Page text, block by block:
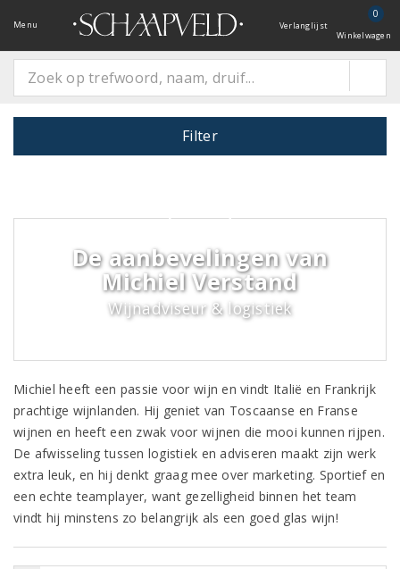
Menu Verlanglijst
0
Winkelwagen
Filter
De aanbevelingen van
Michiel Verstand
Wijnadviseur & logistiek
Michiel heeft een passie voor wijn en vindt Italië en Frankrijk
prachtige wijnlanden. Hij geniet van Toscaanse en Franse
wijnen en heeft een zwak voor wijnen die mooi kunnen rijpen.
De afwisseling tussen logistiek en adviseren maakt zijn werk
extra leuk, en hij denkt graag mee over marketing. Sportief en
een echte teamplayer, want gezelligheid binnen het team
vindt hij minstens zo belangrijk als een goed glas wijn!